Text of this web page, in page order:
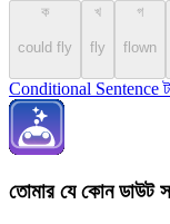
ক
could fly
খ
fly
গ
flown
Conditional Sentence
তোমার যে কোন ডাউট